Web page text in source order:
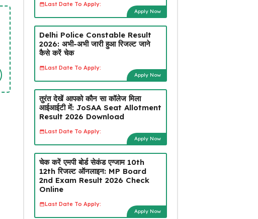
Last Date To Apply:
Apply Now
Delhi Police Constable Result
2026: अभी-अभी जारी हुआ रिजल्ट जाने
कैसे करें चेक
Last Date To Apply:
Apply Now
तुरंत देखें आपको कौन सा कॉलेज मिला
आईआईटी में: JoSAA Seat Allotment
Result 2026 Download
Last Date To Apply:
Apply Now
चेक करें एमपी बोर्ड सेकंड एग्जाम 10th
12th रिजल्ट ऑनलाइन: MP Board
2nd Exam Result 2026 Check
Online
Last Date To Apply:
Apply Now